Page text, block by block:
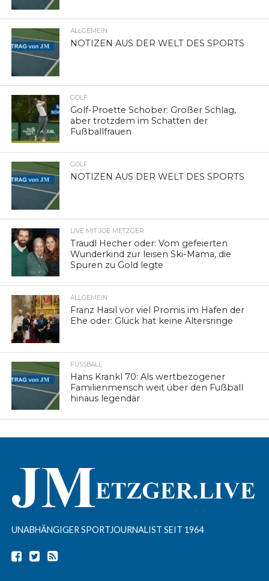
ALLGEMEIN
NOTIZEN AUS DER WELT DES SPORTS
GOLF
Golf-Proette Schober: Großer Schlag,
aber trotzdem im Schatten der
Fußballfrauen
GOLF
NOTIZEN AUS DER WELT DES SPORTS
LIVE MIT JOE METZGER
Traudl Hecher oder: Vom gefeierten
Wunderkind zur leisen Ski-Mama, die
Spuren zu Gold legte
ALLGEMEIN
Franz Hasil vor viel Promis im Hafen der
Ehe oder: Glück hat keine Altersringe
FUSSBALL
Hans Krankl 70: Als wertbezogener
Familienmensch weit über den Fußball
hinaus legendär
UNABHÄNGIGER SPORTJOURNALIST SEIT 1964